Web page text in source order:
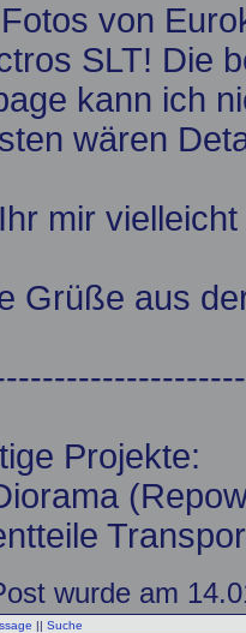
von
SLT! Die
kann ich
wären
mir
Grüße aus
Projekte:
wurde am
|| Suche